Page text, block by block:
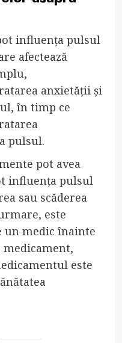
influența pulsul
afectează
anxietății și
în timp ce
pulsul.
pot avea
influența pulsul
sau scăderea
este
un medic înainte
medicament,
este